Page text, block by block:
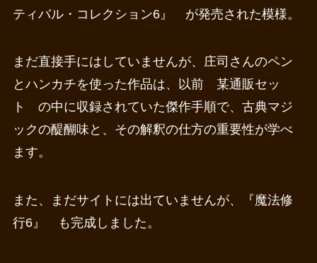
ティバル・コレクション6』 が発売された模様。
まだ直接手にはしていませんが、庄司さんのペン
とハンカチを使った作品は、以前 某通販セッ
ト の中に収録されていた傑作手順で、古典マジ
ックの醍醐味と、その解釈の仕方の重要性が学べ
ます。
また、まだサイトには出ていませんが、『魔法修
行6』 も完成しました。